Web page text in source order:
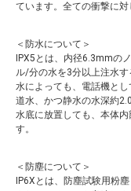
ています。全ての衝撃に対
＜防水について＞
IPX5とは、内径6.3mmの
ル/分の水を3分以上注水
水によっても、電話機と
道水、かつ静水の水深約
水底に放置しても、本体
す。
＜防塵について＞
IP6Xとは、防塵試験用粉